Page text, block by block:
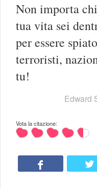
Non importa
tua vita sei
per essere
terroristi,
tu!
Edward
Vota la citazione: